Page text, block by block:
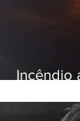
Incêndio
Iguaçu